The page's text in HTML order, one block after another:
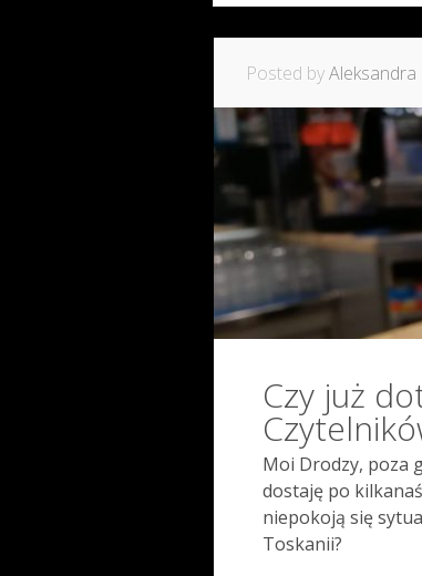
Posted byAleksandra
Czy już
Moi Drodzy, poza
dostaję po
niepokoją się
Toskanii?